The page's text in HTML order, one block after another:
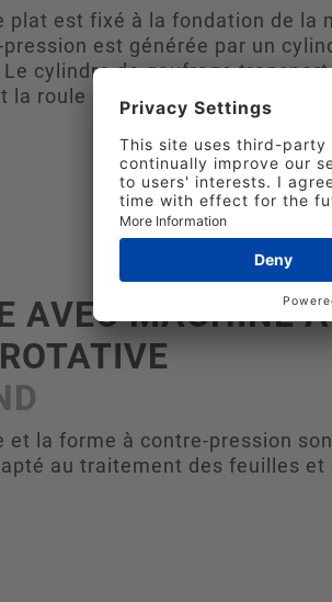
plat est fixé à la fondation de la
est générée par un
Le cylindre de gaufrage
roule sur l’outil de gaufrage
AVEC MACHINE À
et la forme à contre-pression
au traitement des feuilles et